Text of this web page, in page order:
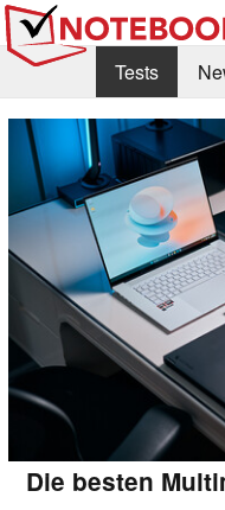
Tests
Benchmarks & Tech
Kaufberatung
Deals
Forum
Die besten